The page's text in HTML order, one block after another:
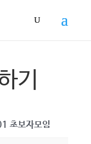
기
초보자모임